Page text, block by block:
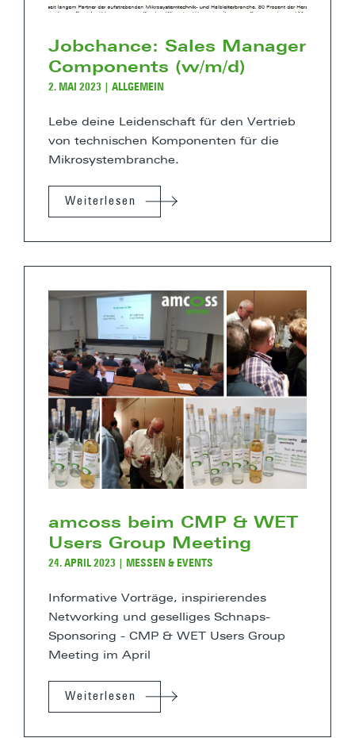
Jobchance: Sales Manager
Components (w/m/d)
2. MAI 2023 ALLGEMEIN
Lebe deine Leidenschaft für den Vertrieb
von technischen Komponenten für die
Mikrosystembranche.
Weiterlesen
amcoss beim CMP & WET
Users Group Meeting
24. APRIL 2023 MESSEN & EVENTS
Informative Vorträge, inspirierendes
Networking und geselliges Schnaps-
Sponsoring - CMP & WET Users Group
Meeting im April
Weiterlesen